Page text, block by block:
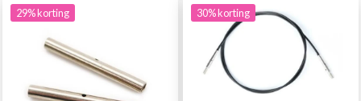
29% korting 30% korting